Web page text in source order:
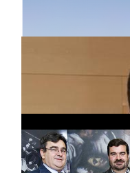
El futuro de la
Los Dres. Palacios